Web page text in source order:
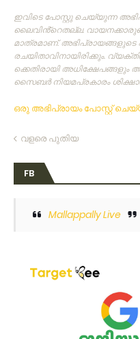
ഇവിടെ പോസ്റ്റു ചെയ്യുന്ന
ലൈവിൻ്റെതല്ല.
മാത്രമാണ്‌. അഭിപ്രായങ്ങളുടെ
രചയിതാവിനായിരിക്കും.
ക്കെതിരായി
സൈബര്‍ നിയമപ്രകാരം
ഒരു അഭിപ്രായം പോസ്റ്റ്
വളരെ പുതിയ
FB
Mallappally Live